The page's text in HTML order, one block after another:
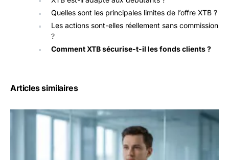
Quelles sont les principales limites de l’offre XTB ?
Les actions sont-elles réellement sans commission
?
Comment XTB sécurise-t-il les fonds clients ?
Articles similaires